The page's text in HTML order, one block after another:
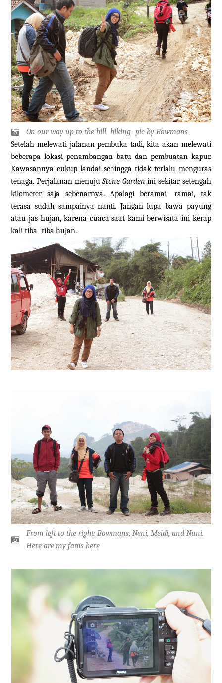
On our way up to the hill- hiking- pic by Bowmans
Setelah melewati jalanan pembuka tadi, kita akan melewati
beberapa lokasi penambangan batu dan pembuatan kapur.
Kawasannya cukup landai sehingga tidak terlalu menguras
tenaga. Perjalanan menujuStone Garden ini sekitar setengah
kilometer saja sebenarnya. Apalagi beramai- ramai, tak
terasa sudah sampainya nanti. Jangan lupa bawa payung
atau jas hujan, karena cuaca saat kami berwisata ini kerap
kali tiba- tiba hujan.
From left to the right: Bowmans, Neni, Meidi, and Nuni.
Here are my fams here